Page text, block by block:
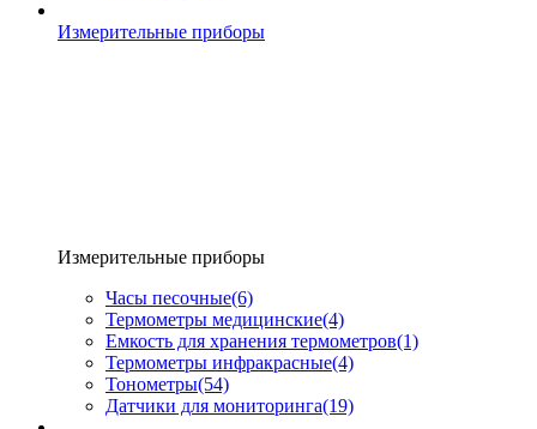
Измерительные приборы
Измерительные приборы
Часы песочные(6)
Термометры медицинские(4)
Емкость для хранения термометров(1)
Термометры инфракрасные(4)
Тонометры(54)
Датчики для мониторинга(19)